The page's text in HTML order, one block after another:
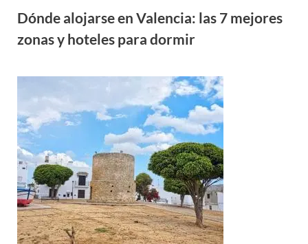
Dónde alojarse en Valencia: las 7 mejores
zonas y hoteles para dormir